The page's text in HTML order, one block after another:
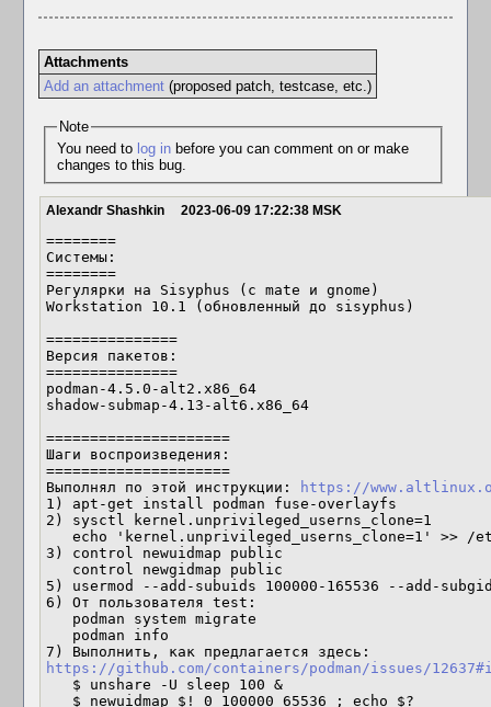
Attachments
Add an attachment(proposed patch, testcase, etc.)
Note
You need to log inbefore you can comment on or make
changes to this bug.
Alexandr Shashkin 2023-06-09 17:22:38 MSK
========
Системы:
========
Регулярки на Sisyphus (с mate и gnome)
Workstation 10.1 (обновленный до sisyphus)
===============
Версия пакетов:
===============
podman-4.5.0-alt2.x86_64
shadow-submap-4.13-alt6.x86_64
=====================
Шаги воспроизведения:
=====================
Выполнял по этой инструкции:
https://
1) apt-get install podman fuse-overlayfs
2) sysctl kernel.unprivileged_userns_clone=1
3) control newuidmap public
5) usermod --add-subuids 100000-165536 --add-
6) От пользователя test:
https://github.com/containers/podman/issues/